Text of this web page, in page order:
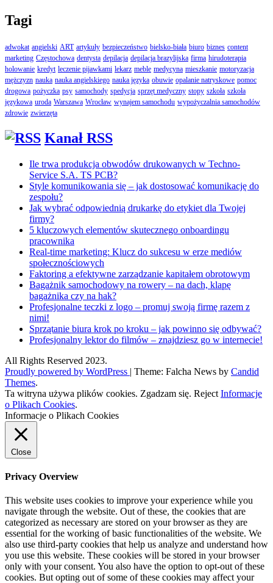
Tagi
adwokat angielski ART artykuły bezpieczeństwo bielsko-biała biuro biznes content
marketing Częstochowa dentysta depilacja depilacja brazylijska firma hirudoterapia
holowanie kredyt leczenie pijawkami lekarz meble medycyna mieszkanie motoryzacja
mężczyzn nauka nauka angielskiego nauka języka obuwie opalanie natryskowe pomoc
drogowa pożyczka psy samochody spedycja sprzęt medyczny stopy szkoła szkoła
językowa uroda Warszawa Wrocław wynajem samochodu wypożyczalnia samochodów
zdrowie zwierzęta
Kanał RSS
Ile trwa produkcja obwodów drukowanych w Techno-
Service S.A. TS PCB?
Style komunikowania się – jak dostosować komunikację do
zespołu?
Jak wybrać odpowiednią drukarkę do etykiet dla Twojej
firmy?
5 kluczowych elementów skutecznego onboardingu
pracownika
Real-time marketing: Klucz do sukcesu w erze mediów
społecznościowych
Faktoring a efektywne zarządzanie kapitałem obrotowym
Bagażnik samochodowy na rowery – na dach, klapę
bagażnika czy na hak?
Profesjonalne teczki z logo – promuj swoją firmę razem z
nimi!
Sprzątanie biura krok po kroku – jak powinno się odbywać?
Profesjonalny lektor do filmów – znajdziesz go w internecie!
All Rights Reserved 2023.
Proudly powered by WordPress | Theme: Falcha News by Candid
Themes.
Ta witryna używa plików cookies. Zgadzam się. Reject Informacje
o Plikach Cookies.
Informacje o Plikach Cookies
Close
Privacy Overview
This website uses cookies to improve your experience while you
navigate through the website. Out of these, the cookies that are
categorized as necessary are stored on your browser as they are
essential for the working of basic functionalities of the website. We
also use third-party cookies that help us analyze and understand how
you use this website. These cookies will be stored in your browser
only with your consent. You also have the option to opt-out of these
cookies. But opting out of some of these cookies may affect your